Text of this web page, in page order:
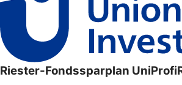
Riester-Fondssparplan